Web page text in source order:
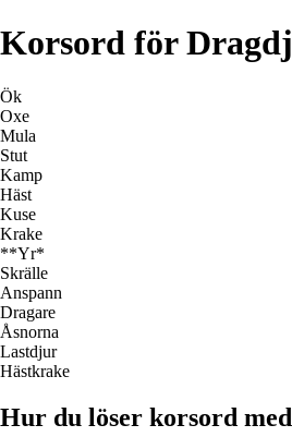
Korsord för
Ök
Oxe
Mula
Stut
Kamp
Häst
Kuse
Krake
**Yr*
Skrälle
Anspann
Dragare
Åsnorna
Lastdjur
Hästkrake
Hur du löser korsord